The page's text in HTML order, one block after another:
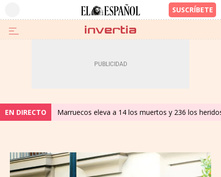
EN DIRECTO Marruecos eleva a 14 los muertos y 236 los